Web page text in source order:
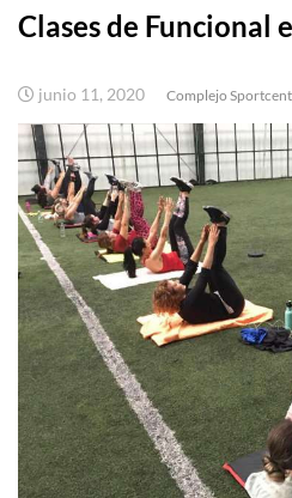
Clases de Funcional
junio 11, 2020 Complejo